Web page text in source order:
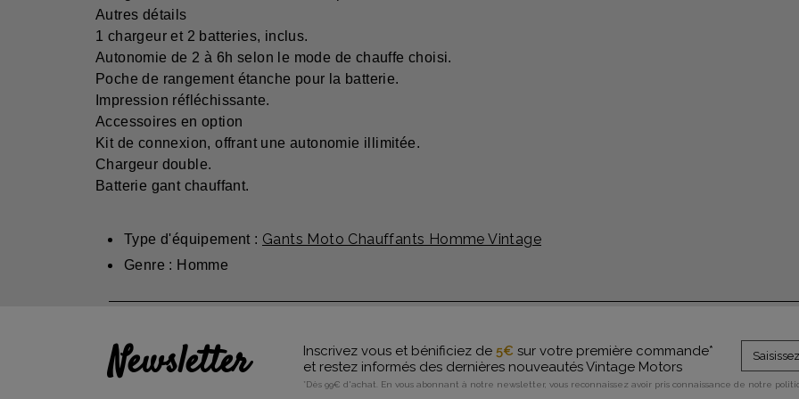
Autres détails
1 chargeur et 2 batteries, inclus.
Autonomie de 2 à 6h selon le mode de chauffe choisi.
Poche de rangement étanche pour la batterie.
Impression réfléchissante.
Accessoires en option
Kit de connexion, offrant une autonomie illimitée.
Chargeur double.
Batterie gant chauffant.
Type d'équipement : Gants Moto Chauffants Homme Vintage
Genre : Homme
Newsletter Inscrivez vous et bénificiez de 5€ sur votre première commande*
et restez informés des dernières nouveautés Vintage Motors
*Dès 99€ d'achat. En vous abonnant à notre newsletter, vous reconnaissez avoir pris connaissance de notre